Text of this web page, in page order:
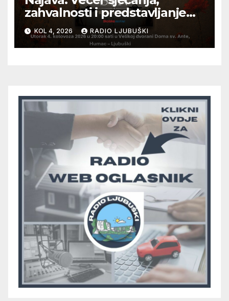
zahvalnosti i predstavljanje
knjige ‘Sin – Priča o Toniju’
KOL 4, 2026 RADIO LJUBUŠKI